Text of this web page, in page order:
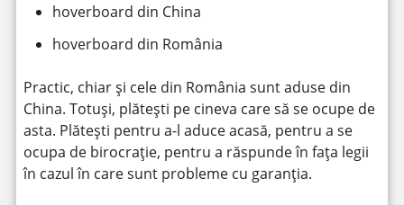
hoverboard din China
hoverboard din România
Practic, chiar și cele din România sunt aduse din
China. Totuși, plătești pe cineva care să se ocupe de
asta. Plătești pentru a-l aduce acasă, pentru a se
ocupa de birocrație, pentru a răspunde în fața legii
în cazul în care sunt probleme cu garanția.